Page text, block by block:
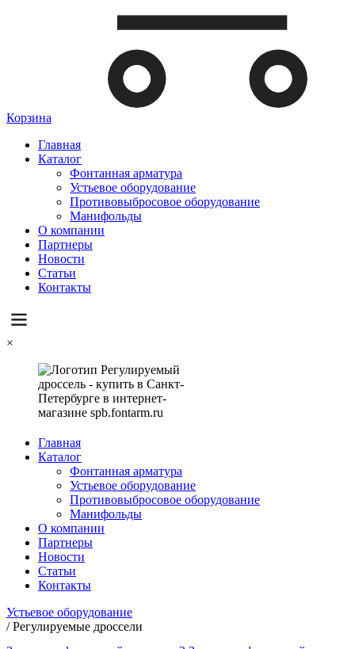
Корзина
Главная
Каталог
Фонтанная арматура
Устьевое оборудование
Противовыбросовое оборудование
Манифольды
О компании
Партнеры
Новости
Статьи
Контакты
×
Главная
Каталог
Фонтанная арматура
Устьевое оборудование
Противовыбросовое оборудование
Манифольды
О компании
Партнеры
Новости
Статьи
Контакты
Устьевое оборудование
/Регулируемые дроссели